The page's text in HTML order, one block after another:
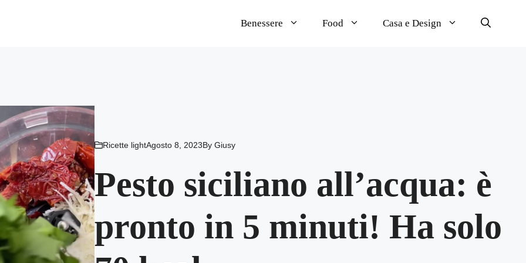
Benessere Food Casa e Design
Ricette lightAgosto 8, 2023By Giusy
Pesto siciliano all’acqua: è
pronto in 5 minuti! Ha solo